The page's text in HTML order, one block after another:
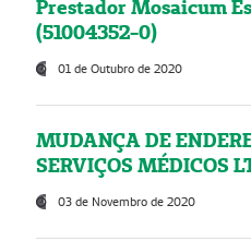
Prestador Mosaicum
(51004352-0)
01 de Outubro de 2020
MUDANÇA DE
SERVIÇOS MÉDICOS
03 de Novembro de 2020